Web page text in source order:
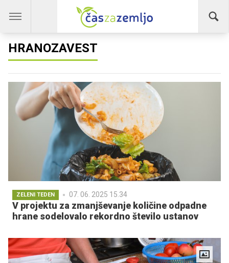
HRANOZAVEST
ZELENI TEDEN 07. 06. 2025 15.34
V projektu za zmanjševanje količine odpadne
hrane sodelovalo rekordno število ustanov